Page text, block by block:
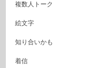
複数人トーク
絵文字
知り合いかも
着信